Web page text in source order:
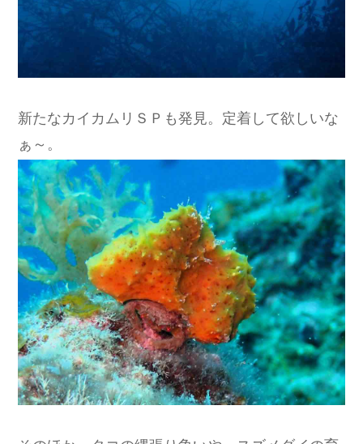
新たなカイカムリＳＰも発見。定着して欲しいな
ぁ～。